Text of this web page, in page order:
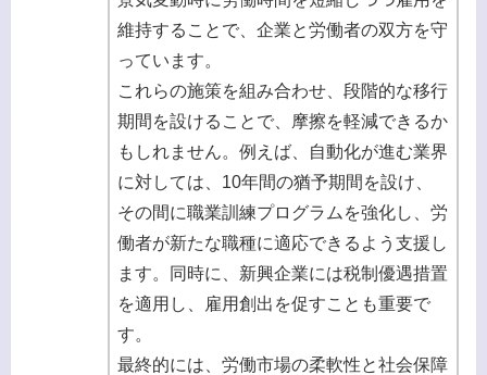
維持することで、企業と労働者の双方を守
っています。
これらの施策を組み合わせ、段階的な移行
期間を設けることで、摩擦を軽減できるか
もしれません。例えば、自動化が進む業界
に対しては、10年間の猶予期間を設け、
その間に職業訓練プログラムを強化し、労
働者が新たな職種に適応できるよう支援し
ます。同時に、新興企業には税制優遇措置
を適用し、雇用創出を促すことも重要で
す。
最終的には、労働市場の柔軟性と社会保障